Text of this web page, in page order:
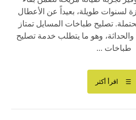
لسنوات طويلة، بعيداً عن الأعطال
تصليح طباخات المسايل تمتاز
وهو ما يتطلب خدمة تصليح
طباخات ...
اقرأ أكثر